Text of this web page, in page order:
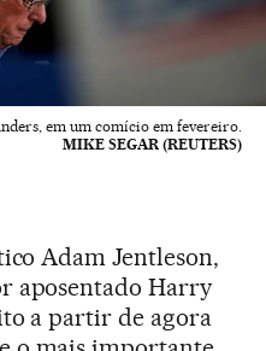
em um comício em fevereiro.
MIKE SEGAR (REUTERS)
Adam Jentleson,
aposentado Harry
a partir de agora